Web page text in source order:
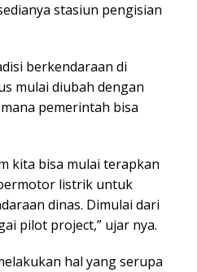
stasiun pengisian
berkendaraan di
mulai diubah dengan
pemerintah bisa
kita bisa mulai terapkan
listrik untuk
dinas. Dimulai dari
pilot project,” ujar nya.
hal yang serupa